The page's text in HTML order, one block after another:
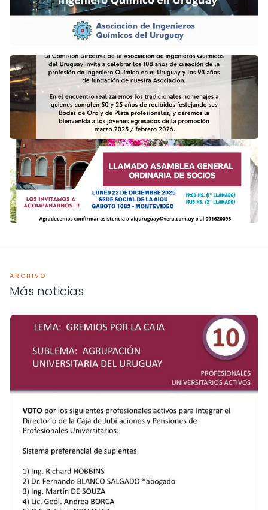
lunes
de
2026
celebramos
los
108
promulgación
de
la
Ley
N°
5728
Leer
DÍA
DEL
LLAMADO
ASAMBLEA
GENERAL
ORDINARIA
DE
ARCHIVO
Más noticias